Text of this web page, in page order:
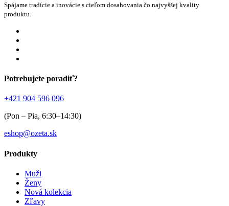
Spájame tradície a inovácie s cieľom dosahovania čo najvyššej kvality
produktu.
Potrebujete poradiť?
+421 904 596 096
(Pon – Pia, 6:30–14:30)
eshop@ozeta.sk
Produkty
Muži
Ženy
Nová kolekcia
Zľavy